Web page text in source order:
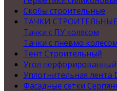
Скобы строительные
ТАЧКИ СТРОИТЕЛЬНЫЕ
Тачки с ПУ колесом
Тачки с пневмо колесом
Тент Строительный
Угол
Уплотнительная лента
Фасадные сетки